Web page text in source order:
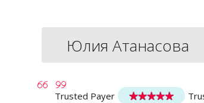
Юлия Атанасова
Trusted Payer